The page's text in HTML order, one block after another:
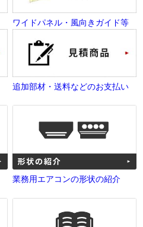
ワイドパネル・風向きガイド等
追加部材・送料などのお支払い
業務用エアコンの形状の紹介